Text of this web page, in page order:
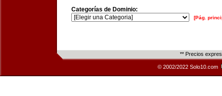
Categorías de Dominio:
[Pág.
** Precios
© 2002/2022 Solo10.com